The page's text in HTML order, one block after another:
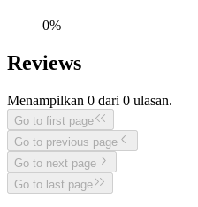
0%
Reviews
Menampilkan 0 dari 0 ulasan.
Go to first page
Go to previous page
Go to next page
Go to last page